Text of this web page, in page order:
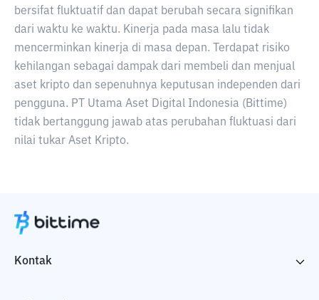
bersifat fluktuatif dan dapat berubah secara signifikan
dari waktu ke waktu. Kinerja pada masa lalu tidak
mencerminkan kinerja di masa depan. Terdapat risiko
kehilangan sebagai dampak dari membeli dan menjual
aset kripto dan sepenuhnya keputusan independen dari
pengguna. PT Utama Aset Digital Indonesia (Bittime)
tidak bertanggung jawab atas perubahan fluktuasi dari
nilai tukar Aset Kripto.
Kontak